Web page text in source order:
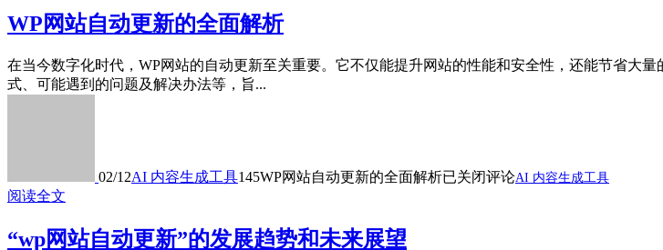
WP网站自动更新的全面解析
在当今数字化时代，WP网站的自动更新至关重要。它不仅能提升网站的性能和安全性，还能节省大
式、可能遇到的问题及解决办法等，旨...
02/12AI 内容生成工具145WP网站自动更新的全面解析已关闭评论AI 内容生成工具
阅读全文
“wp网站自动更新”的发展趋势和未来展望